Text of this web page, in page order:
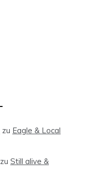
zu Eagle & Local
zu Still alive &